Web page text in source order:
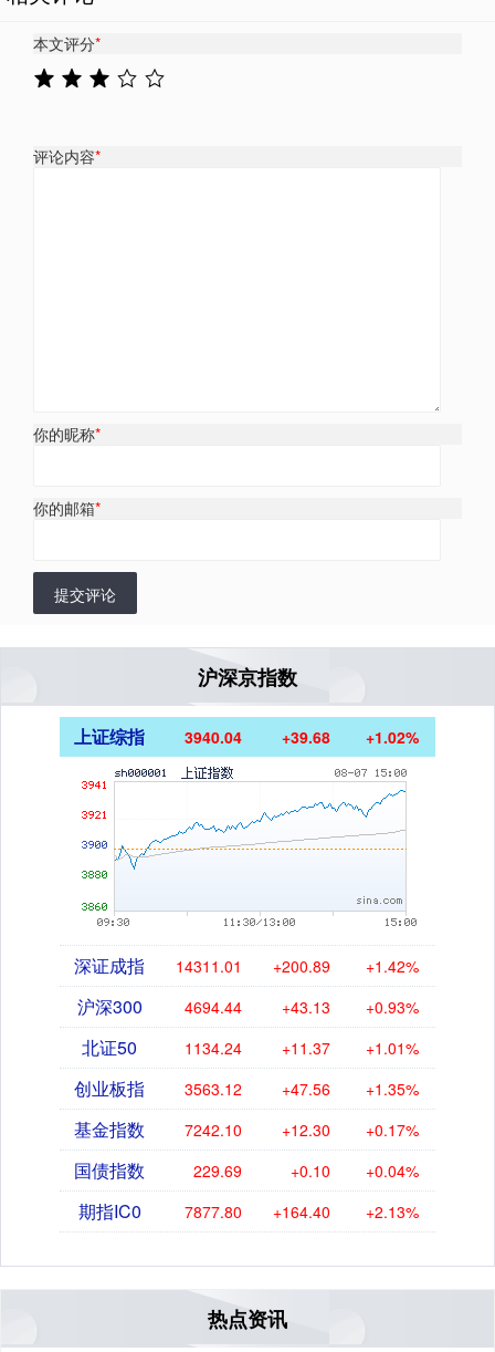
本文评分*
评论内容*
你的昵称*
你的邮箱*
提交评论
沪深京指数
上证综指 3940.04 +39.68 +1.02%
深证成指 14311.01 +200.89 +1.42%
沪深300 4694.44 +43.13 +0.93%
北证50 1134.24 +11.37 +1.01%
创业板指 3563.12 +47.56 +1.35%
基金指数 7242.10 +12.30 +0.17%
国债指数 229.69 +0.10 +0.04%
期指IC0 7877.80 +164.40 +2.13%
热点资讯